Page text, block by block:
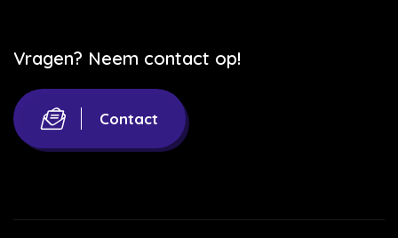
Vragen? Neem contact op!
Contact